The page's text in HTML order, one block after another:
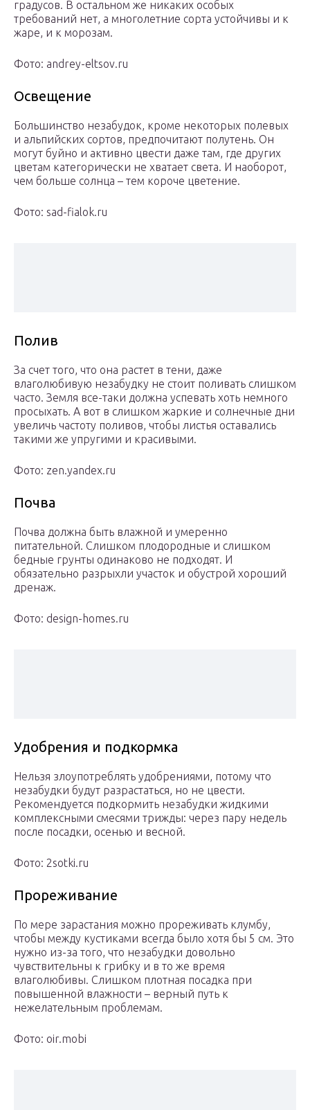
градусов. В остальном же никаких особых
требований нет, а многолетние сорта устойчивы и к
жаре, и к морозам.
Фото: andrey-eltsov.ru
Освещение
Большинство незабудок, кроме некоторых полевых
и альпийских сортов, предпочитают полутень. Он
могут буйно и активно цвести даже там, где других
цветам категорически не хватает света. И наоборот,
чем больше солнца – тем короче цветение.
Фото: sad-fialok.ru
Полив
За счет того, что она растет в тени, даже
влаголюбивую незабудку не стоит поливать слишком
часто. Земля все-таки должна успевать хоть немного
просыхать. А вот в слишком жаркие и солнечные дни
увеличь частоту поливов, чтобы листья оставались
такими же упругими и красивыми.
Фото: zen.yandex.ru
Почва
Почва должна быть влажной и умеренно
питательной. Слишком плодородные и слишком
бедные грунты одинаково не подходят. И
обязательно разрыхли участок и обустрой хороший
дренаж.
Фото: design-homes.ru
Удобрения и подкормка
Нельзя злоупотреблять удобрениями, потому что
незабудки будут разрастаться, но не цвести.
Рекомендуется подкормить незабудки жидкими
комплексными смесями трижды: через пару недель
после посадки, осенью и весной.
Фото: 2sotki.ru
Прореживание
По мере зарастания можно прореживать клумбу,
чтобы между кустиками всегда было хотя бы 5 см. Это
нужно из-за того, что незабудки довольно
чувствительны к грибку и в то же время
влаголюбивы. Слишком плотная посадка при
повышенной влажности – верный путь к
нежелательным проблемам.
Фото: oir.mobi